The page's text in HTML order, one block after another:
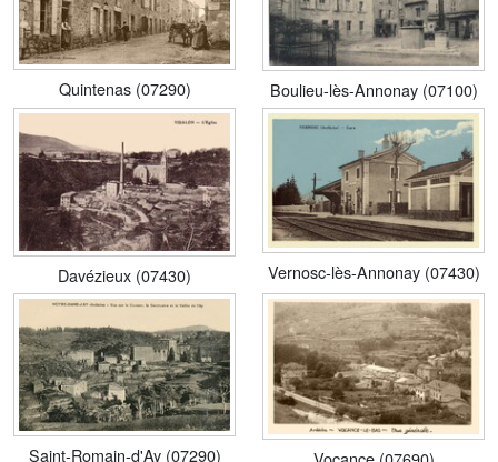
Quintenas (07290) Boulieu-lès-Annonay (07100)
Davézieux (07430) Vernosc-lès-Annonay (07430)
Saint-Romain-d'Ay (07290)